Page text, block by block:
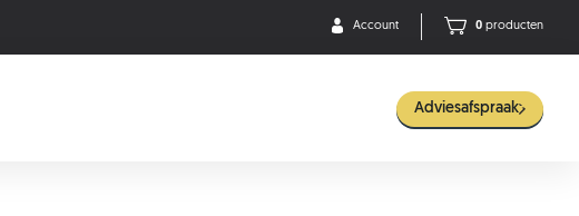
Account 0 producten
Adviesafspraak